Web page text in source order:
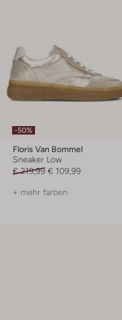
-50%
Floris Van Bommel
Sneaker Low
€ 219,99 € 109,99
+ mehr farben